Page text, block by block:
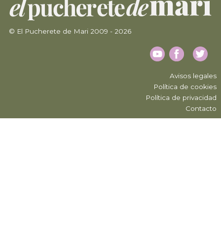
© El Pucherete de Mari 2009 - 2026
Avisos legales
Política de cookies
Política de privacidad
Contacto